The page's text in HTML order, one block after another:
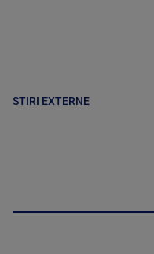
STIRI EXTERNE